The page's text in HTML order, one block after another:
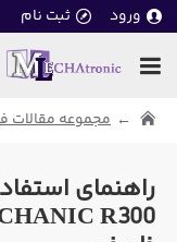
ورود ثبت نام
مجموعه مقالات
راهنمای